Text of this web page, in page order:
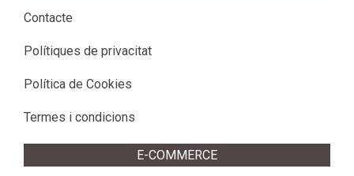
Contacte
Polítiques de privacitat
Política de Cookies
Termes i condicions
E-COMMERCE